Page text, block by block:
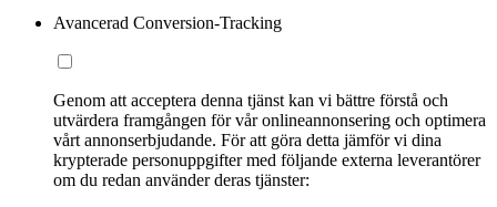
Avancerad Conversion-Tracking
Genom att acceptera denna tjänst kan vi bättre förstå och
utvärdera framgången för vår onlineannonsering och optimera
vårt annonserbjudande. För att göra detta jämför vi dina
krypterade personuppgifter med följande externa leverantörer
om du redan använder deras tjänster: